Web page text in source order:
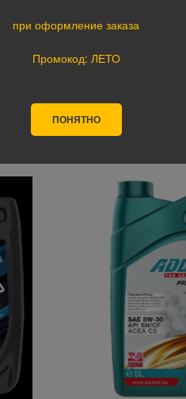
Оплата
Оплата заказа
курьеру при
оплате картой
поступления
при оформление заказа
Промокод: ЛЕТО
ПОНЯТНО